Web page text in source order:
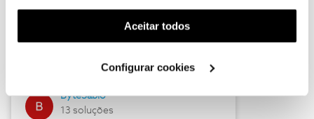
funcionalidade) e adaptar anúncios aos seus interesses
(cookies de publicidade personalizada). Pode gerir a
utilização dos cookies clicando em "Configurar
Aceitar todos
Configurar cookies
Hall of Fame de julho
17 soluções
ByteSábio
13 soluções